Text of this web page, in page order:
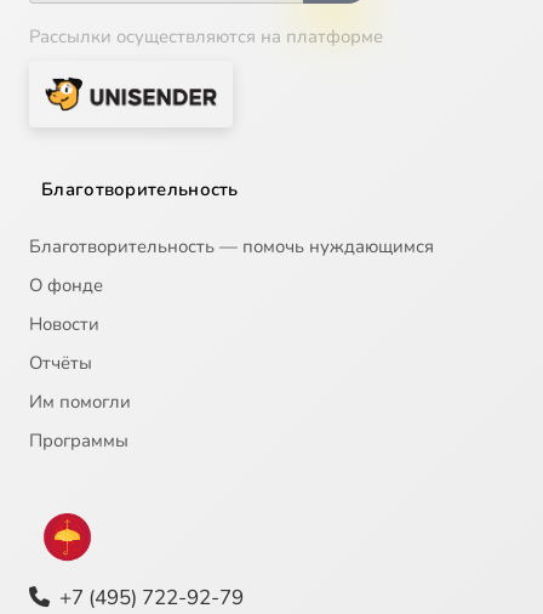
Рассылки осуществляются на платформе
Благотворительность
Благотворительность — помочь нуждающимся
О фонде
Новости
Отчёты
Им помогли
Программы
+7 (495) 722-92-79